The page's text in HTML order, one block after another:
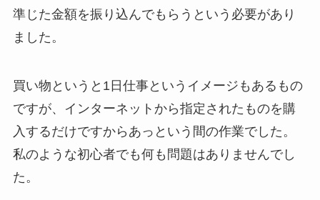
準じた金額を振り込んでもらうという必要があり
ました。
買い物というと1日仕事というイメージもあるもの
ですが、インターネットから指定されたものを購
入するだけですからあっという間の作業でした。
私のような初心者でも何も問題はありませんでし
た。